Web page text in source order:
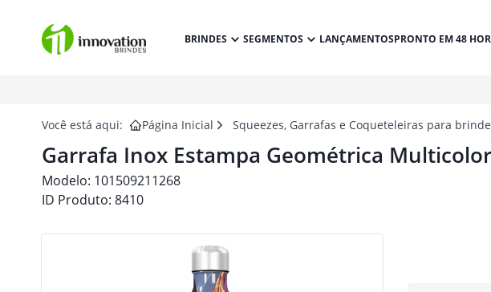
BRINDES SEGMENTOS LANÇAMENTOSPRONTO EM 48
Você está aqui: Página Inicial Squeezes, Garrafas e Coqueteleiras para
Garrafa Inox Estampa Geométrica
Modelo: 101509211268
ID Produto: 8410